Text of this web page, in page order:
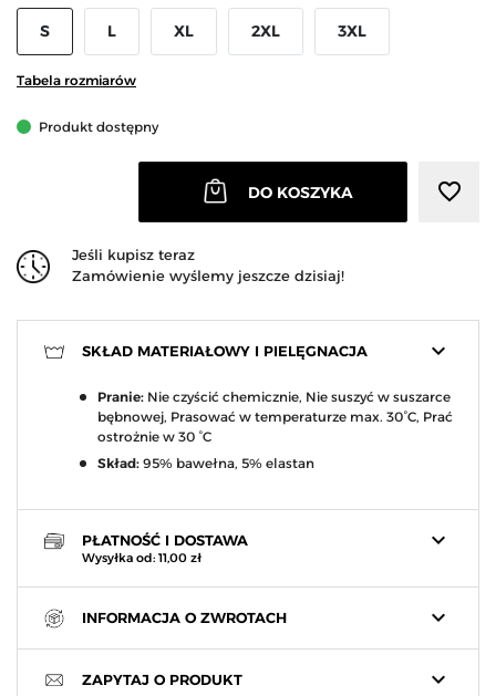
S L XL 2XL 3XL
Tabela rozmiarów
Produkt dostępny
DO KOSZYKA favorite_border
Jeśli kupisz teraz
Zamówienie wyślemy jeszcze dzisiaj!
keyboard_arrow_down
SKŁAD MATERIAŁOWY I PIELĘGNACJA
Pranie: Nie czyścić chemicznie, Nie suszyć w suszarce
bębnowej, Prasować w temperaturze max. 30°C, Prać
ostrożnie w 30 °C
Skład: 95% bawełna, 5% elastan
keyboard_arrow_down
PŁATNOŚĆ I DOSTAWA
Wysyłka od: 11,00 zł
keyboard_arrow_down
INFORMACJA O ZWROTACH
keyboard_arrow_down
ZAPYTAJ O PRODUKT